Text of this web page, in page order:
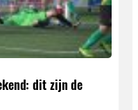
dit zijn de